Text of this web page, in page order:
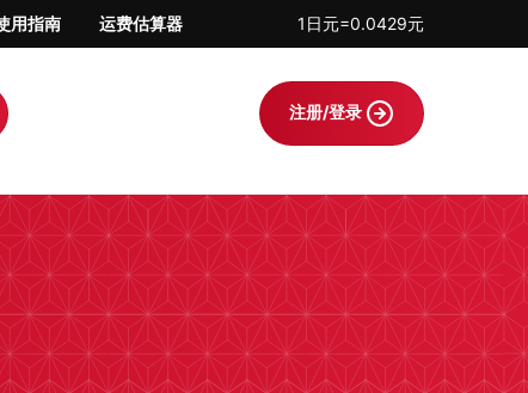
用指南 运费估算器 1日元=0.0429元
注册/登录